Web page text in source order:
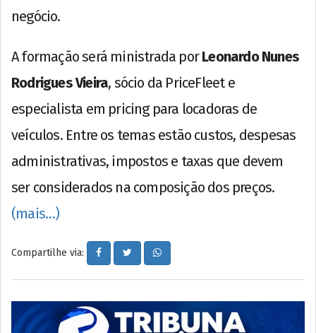
negócio.
A formação será ministrada porLeonardo Nunes
Rodrigues Vieira, sócio da PriceFleet e
especialista em pricing para locadoras de
veículos. Entre os temas estão custos, despesas
administrativas, impostos e taxas que devem
ser considerados na composição dos preços.
(mais…)
Compartilhe via: